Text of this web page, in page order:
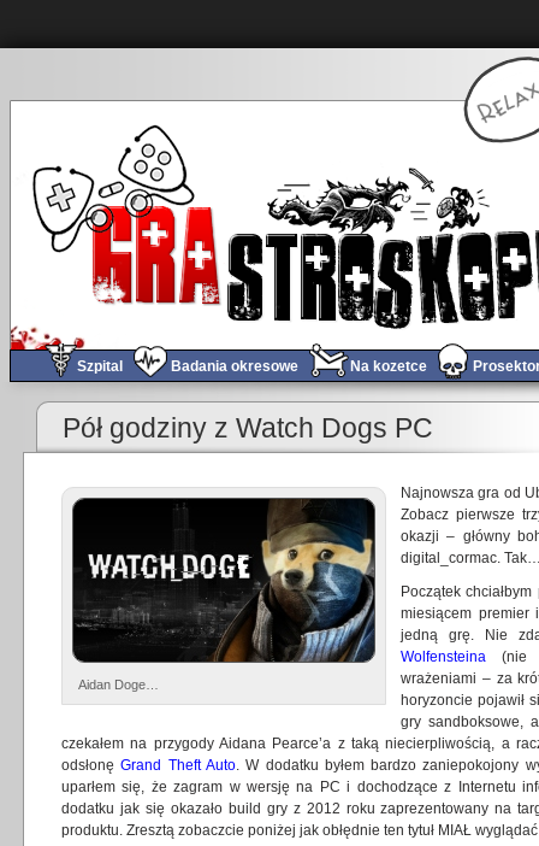
Szpital Badania okresowe Na kozetce
Street Fighter Assassin’s Fist – popcorn w dłoń i oglądać!
Pół godziny z Watch Dogs PC
Aidan Doge…
Najnowsza gra od
Zobacz pierwsze
okazji – główny
digital_cormac.
Początek
miesiącem premier
jedną grę. Nie
Wolfensteina (nie
wrażeniami – za
horyzoncie pojawił
gry sandboksowe,
czekałem na przygody Aidana Pearce’a z taką niecierpliwością, a
odsłonę Grand Theft Auto. W dodatku byłem bardzo zaniepokojony
uparłem się, że zagram w wersję na PC i dochodzące z Internetu
dodatku jak się okazało build gry z 2012 roku zaprezentowany na
produktu. Zresztą zobaczcie poniżej jak obłędnie ten tytuł MIAŁ